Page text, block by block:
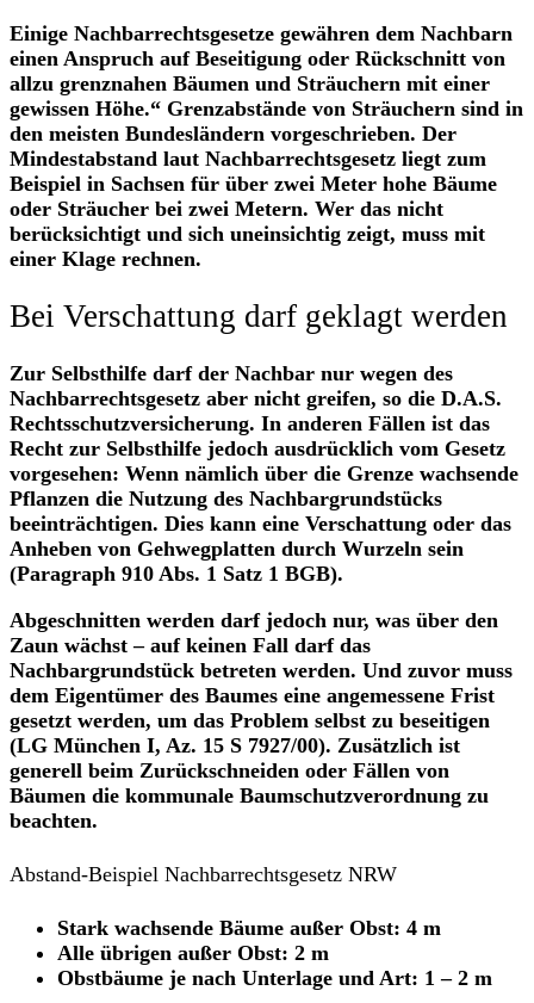
Einige Nachbarrechtsgesetze gewähren dem Nachbarn
einen Anspruch auf Beseitigung oder Rückschnitt von
allzu grenznahen Bäumen und Sträuchern mit einer
gewissen Höhe.“ Grenzabstände von Sträuchern sind in
den meisten Bundesländern vorgeschrieben. Der
Mindestabstand laut Nachbarrechtsgesetz liegt zum
Beispiel in Sachsen für über zwei Meter hohe Bäume
oder Sträucher bei zwei Metern. Wer das nicht
berücksichtigt und sich uneinsichtig zeigt, muss mit
einer Klage rechnen.
Bei Verschattung darf geklagt werden
Zur Selbsthilfe darf der Nachbar nur wegen des
Nachbarrechtsgesetz aber nicht greifen, so die D.A.S.
Rechtsschutzversicherung. In anderen Fällen ist das
Recht zur Selbsthilfe jedoch ausdrücklich vom Gesetz
vorgesehen: Wenn nämlich über die Grenze wachsende
Pflanzen die Nutzung des Nachbargrundstücks
beeinträchtigen. Dies kann eine Verschattung oder das
Anheben von Gehwegplatten durch Wurzeln sein
(Paragraph 910 Abs. 1 Satz 1 BGB).
Abgeschnitten werden darf jedoch nur, was über den
Zaun wächst – auf keinen Fall darf das
Nachbargrundstück betreten werden. Und zuvor muss
dem Eigentümer des Baumes eine angemessene Frist
gesetzt werden, um das Problem selbst zu beseitigen
(LG München I, Az. 15 S 7927/00). Zusätzlich ist
generell beim Zurückschneiden oder Fällen von
Bäumen die kommunale Baumschutzverordnung zu
beachten.
Abstand-Beispiel Nachbarrechtsgesetz NRW
Stark wachsende Bäume außer Obst: 4 m
Alle übrigen außer Obst: 2 m
Obstbäume je nach Unterlage und Art: 1 – 2 m